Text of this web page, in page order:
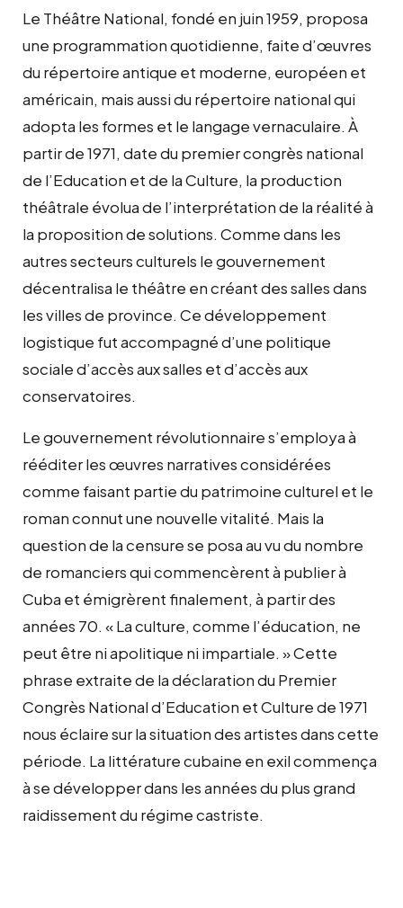
Le Théâtre National, fondé en juin 1959, proposa
une programmation quotidienne, faite d’œuvres
du répertoire antique et moderne, européen et
américain, mais aussi du répertoire national qui
adopta les formes et le langage vernaculaire. À
partir de 1971, date du premier congrès national
de l’Education et de la Culture, la production
théâtrale évolua de l’interprétation de la réalité à
la proposition de solutions. Comme dans les
autres secteurs culturels le gouvernement
décentralisa le théâtre en créant des salles dans
les villes de province. Ce développement
logistique fut accompagné d’une politique
sociale d’accès aux salles et d’accès aux
conservatoires.
Le gouvernement révolutionnaire s’employa à
rééditer les œuvres narratives considérées
comme faisant partie du patrimoine culturel et le
roman connut une nouvelle vitalité. Mais la
question de la censure se posa au vu du nombre
de romanciers qui commencèrent à publier à
Cuba et émigrèrent finalement, à partir des
années 70. « La culture, comme l’éducation, ne
peut être ni apolitique ni impartiale. » Cette
phrase extraite de la déclaration du Premier
Congrès National d’Education et Culture de 1971
nous éclaire sur la situation des artistes dans cette
période. La littérature cubaine en exil commença
à se développer dans les années du plus grand
raidissement du régime castriste.